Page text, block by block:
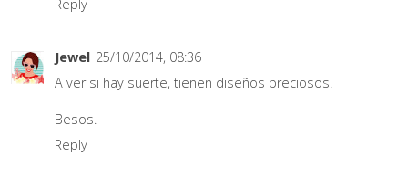
Reply
Jewel 25/10/2014, 08:36
A ver si hay suerte, tienen diseños preciosos.
Besos.
Reply